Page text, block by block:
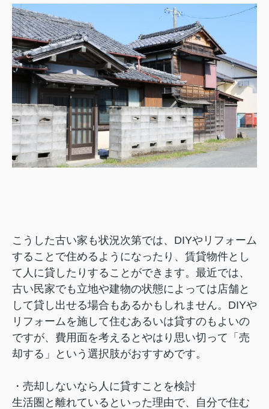
こうした古い家も状況次第では、DIYやリフォーム
することで住めるようになったり、賃貸物件とし
て人に貸したりすることができます。最近では、
古い民家でも立地や建物の状態によっては店舗と
して貸し出せる場合もあるかもしれません。DIYや
リフォームを施して住むあるいは貸すのもよいの
ですが、費用面を考えるとやはり思い切って「売
却する」という選択肢がおすすめです。
・売却しないなら人に貸すことを検討
生活圏と離れているといった理由で、自分で住む